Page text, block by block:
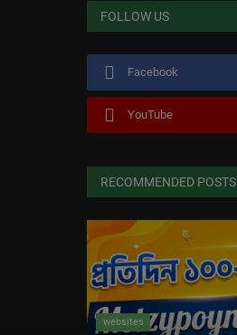
FOLLOW US
Facebook
YouTube
RECOMMENDED POSTS
websites